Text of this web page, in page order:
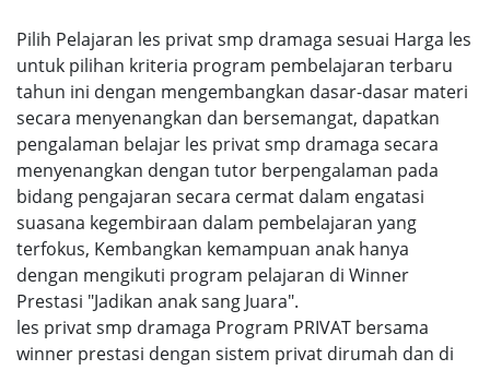
Pilih Pelajaran les privat smp dramaga sesuai Harga les
untuk pilihan kriteria program pembelajaran terbaru
tahun ini dengan mengembangkan dasar-dasar materi
secara menyenangkan dan bersemangat, dapatkan
pengalaman belajar les privat smp dramaga secara
menyenangkan dengan tutor berpengalaman pada
bidang pengajaran secara cermat dalam engatasi
suasana kegembiraan dalam pembelajaran yang
terfokus, Kembangkan kemampuan anak hanya
dengan mengikuti program pelajaran di Winner
Prestasi "Jadikan anak sang Juara".
les privat smp dramaga Program PRIVAT bersama
winner prestasi dengan sistem privat dirumah dan di